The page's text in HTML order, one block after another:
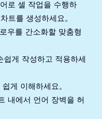
로 셀 작업을 수행하
트를 생성하세요。
우를 간소화할 맞춤형
쉽게 작성하고 적용하세
게 이해하세요。
내에서 언어 장벽을 허